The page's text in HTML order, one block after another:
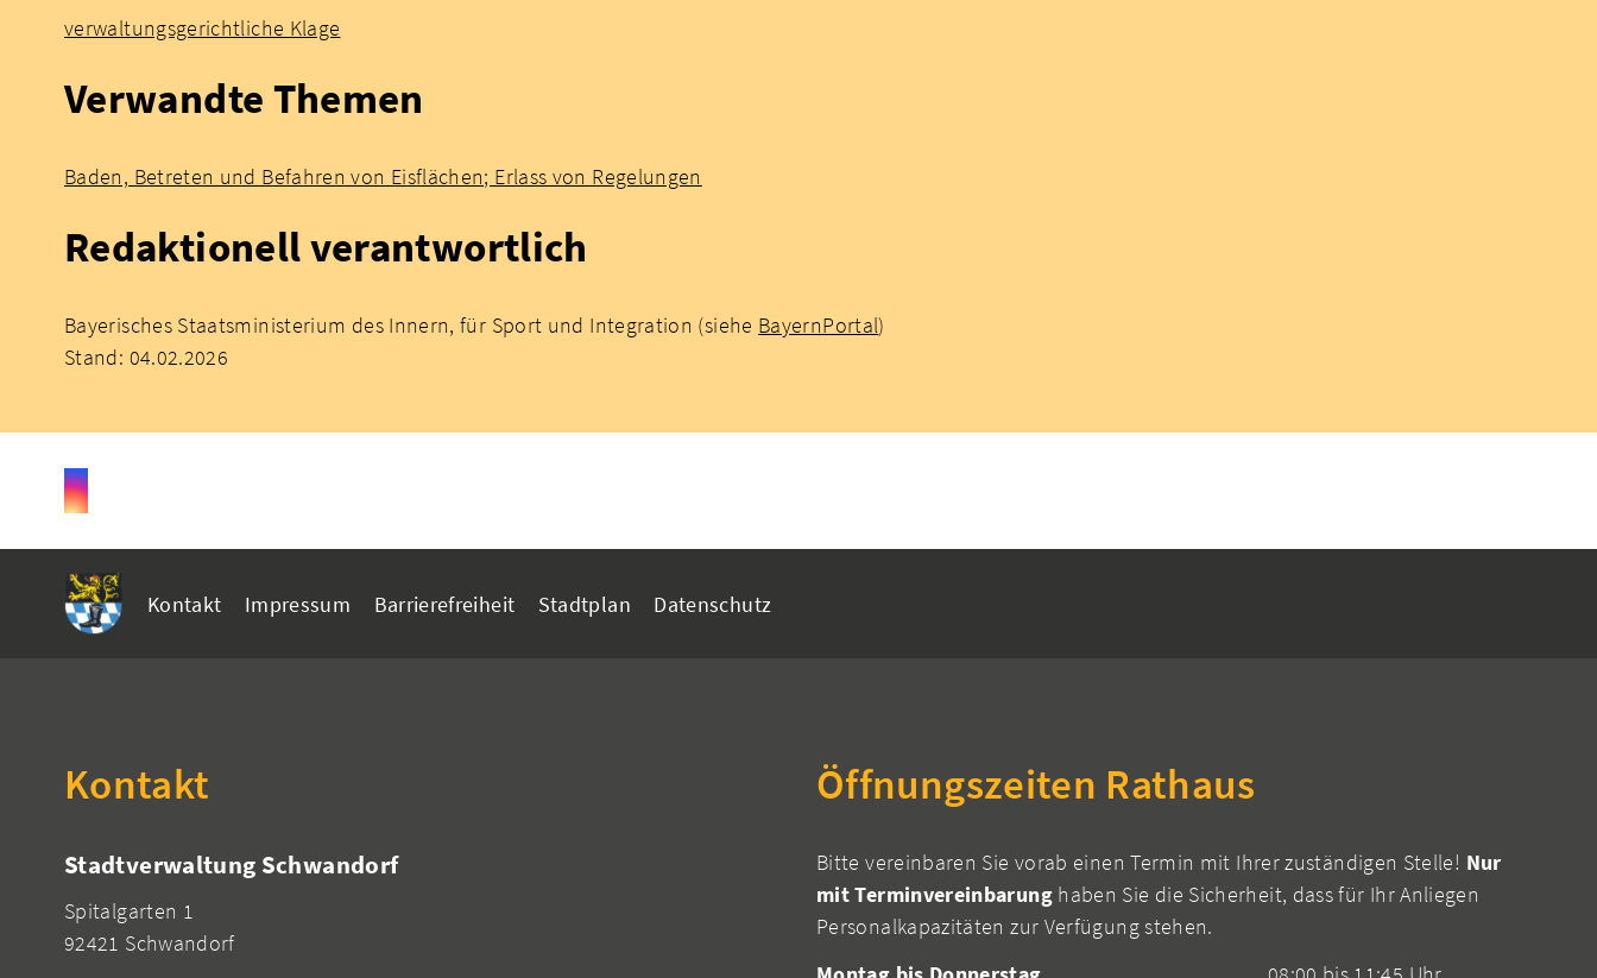
verwaltungsgerichtliche Klage
Verwandte Themen
Baden, Betreten und Befahren von Eisflächen; Erlass von Regelungen
Redaktionell verantwortlich
Bayerisches Staatsministerium des Innern, für Sport und Integration (siehe BayernPortal)
Stand: 04.02.2026
Kontakt Impressum Barrierefreiheit Stadtplan Datenschutz
Kontakt
Stadtverwaltung Schwandorf
Spitalgarten 1
92421 Schwandorf
Öffnungszeiten Rathaus
Bitte vereinbaren Sie vorab einen Termin mit Ihrer zuständigen Stelle! Nur
mit Terminvereinbarunghaben Sie die Sicherheit, dass für Ihr Anliegen
Personalkapazitäten zur Verfügung stehen.